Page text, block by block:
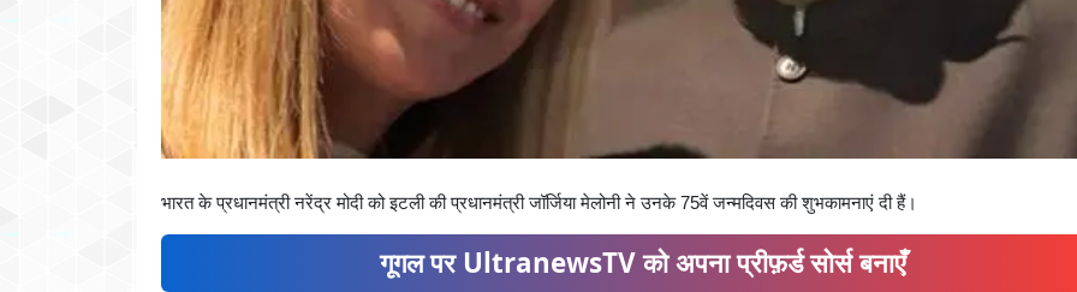
भारत के प्रधानमंत्री नरेंद्र मोदी को इटली की प्रधानमंत्री जॉर्जिया मेलोनी ने उनके 75वें जन्मदिवस की शुभकामनाएं दी हैं।
गूगल पर UltranewsTV को अपना प्रीफ़र्ड सोर्स बनाएँ